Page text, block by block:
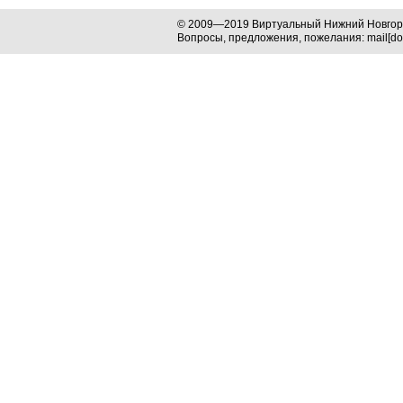
© 2009—2019 Виртуальный Нижний
Вопросы, предложения, пожелания: